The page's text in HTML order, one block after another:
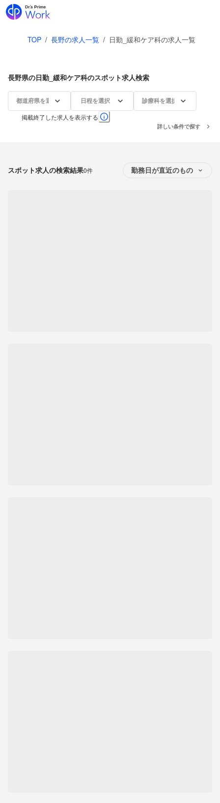
TOP / 長野の求人一覧 / 日勤_緩和ケア科の求人一覧
長野県の日勤_緩和ケア科のスポット求人検索
都道府県を選択 日程を選択 診療科を選択
掲載終了した求人を表示する
詳しい条件で探す
スポット求人の検索結果0件 勤務日が直近のもの